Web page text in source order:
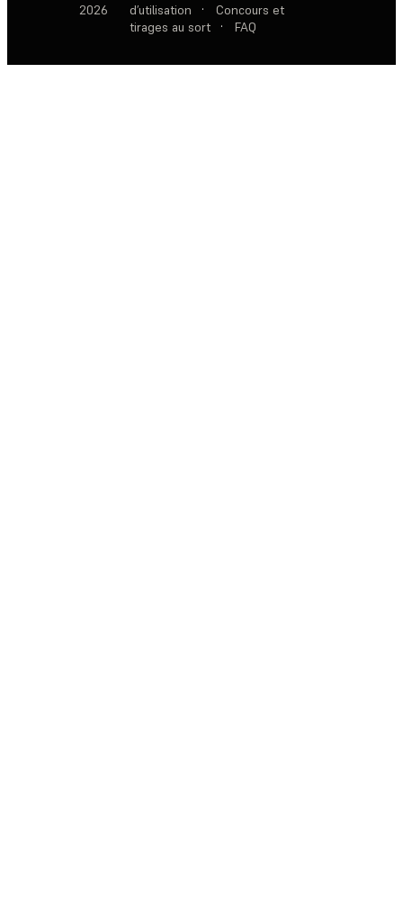
2026
d’utilisation
·
Concours et
tirages au sort
· FAQ